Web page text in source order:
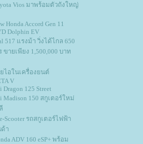
Vios มาพร้อมตัวถังใหญ่
Honda Accord Gen 11
Dolphin EV
517 แรงม้า วิ่งได้ไกล 650
ขายเพียง 1,500,000 บาท
ไอในเครื่องยนต์
V
Dragon 125 Street
Madison 150 สกูเตอร์ใหม่
Scooter รถสกูเตอร์ไฟฟ้า
า
ADV 160 eSP+ พร้อม